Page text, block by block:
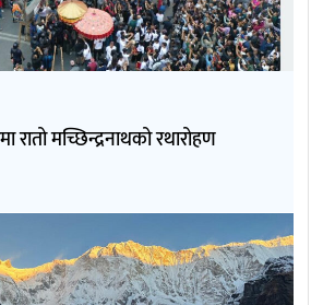
रातो मच्छिन्द्रनाथको रथारोहण